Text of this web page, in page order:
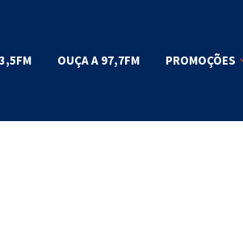
OUÇA A 97,7FM PROMOÇÕES